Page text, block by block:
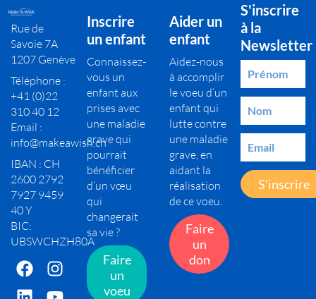
Rue de
Savoie 7A
1207 Genève
Téléphone :
+41 (0)22
310 40 12
Email :
info@makeawish.ch
IBAN : CH
2600 2792
7927 9459
40 Y
BIC:
UBSWCHZH80A
Inscrire
un enfant
Connaissez-
vous un
enfant aux
prises avec
une maladie
grave qui
pourrait
bénéficier
d’un vœu
qui
changerait
sa vie ?
Faire
un
voeu
Aider un
enfant
Aidez-nous
à accomplir
le voeu d’un
enfant qui
lutte contre
une maladie
grave, en
aidant la
réalisation
de ce voeu.
Faire
un
don
S'inscrire
à la
Newsletter
S'inscrire